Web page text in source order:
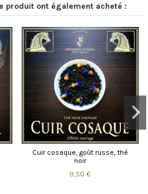
produit ont également acheté :
Cuir cosaque, goût russe, thé
noir
9,50 €